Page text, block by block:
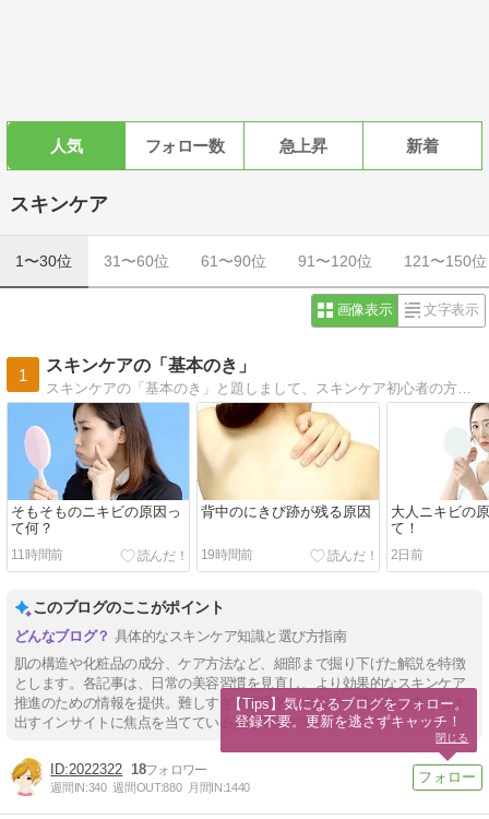
人気 フォロー数 急上昇 新着
スキンケア
1〜30位 31〜60位 61〜90位 91〜120位 121〜150位
画像表示 文字表示
1
スキンケアの「基本のき」
スキンケアの「基本のき」と題しまして、スキンケア初心者の方にも判り易く解説をしていきます
そもそものニキビの原因っ
て何？
11時間前
背中のにきび跡が残る原因
19時間前
大人ニキビの
て！
2日前
このブログのここがポイント
具体的なスキンケア知識と選び方指南
肌の構造や化粧品の成分、ケア方法など、細部まで掘り下げた解説を特徴
とします。各記事は、日常の美容習慣を見直し、より効果的なスキンケア
推進のための情報を提供。難しすぎず実践的な内容で、肌本来の力を引き
出すインサイトに焦点を当てている点も魅力です。
2022322 18
週間IN:340 週間OUT:880 月間IN:1440
【Tips】気になるブログをフォロー。
登録不要。更新を逃さずキャッチ！
閉じる